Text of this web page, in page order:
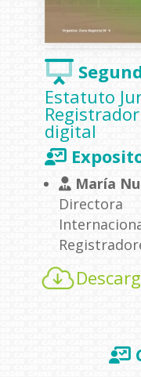
Estatuto
Registrador
digital
María